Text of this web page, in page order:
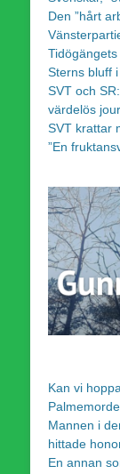
Den ”hårt
Sterns bluff i
SVT och
värdelös
SVT krattar
”En
Kan vi
Mannen i
hittade
En annan